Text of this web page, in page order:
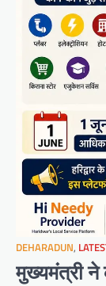
DEHARADUN,
मुख्यमंत्री ने